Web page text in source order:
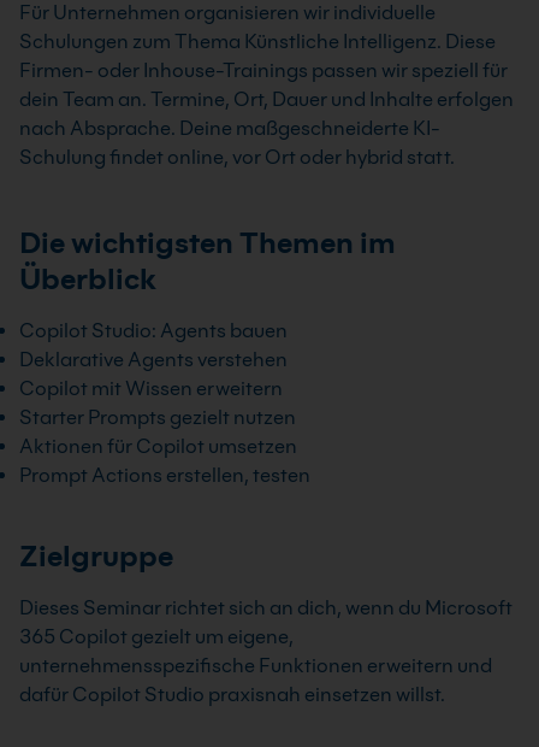
Für Unternehmen organisieren wir individuelle
Schulungen zum Thema Künstliche Intelligenz. Diese
Firmen- oder Inhouse-Trainings passen wir speziell für
dein Team an. Termine, Ort, Dauer und Inhalte erfolgen
nach Absprache. Deine maßgeschneiderte KI-
Schulung findet online, vor Ort oder hybrid statt.
Die wichtigsten Themen im
Überblick
Copilot Studio: Agents bauen
Deklarative Agents verstehen
Copilot mit Wissen erweitern
Starter Prompts gezielt nutzen
Aktionen für Copilot umsetzen
Prompt Actions erstellen, testen
Zielgruppe
Dieses Seminar richtet sich an dich, wenn du Microsoft
365 Copilot gezielt um eigene,
unternehmensspezifische Funktionen erweitern und
dafür Copilot Studio praxisnah einsetzen willst.